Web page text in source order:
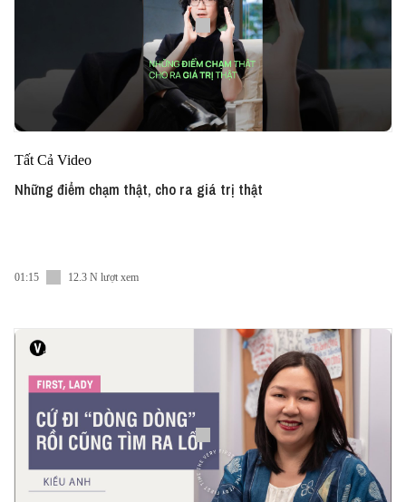
Tất Cả Video
Những điểm chạm thật, cho ra giá trị thật
01:15 12.3 N lượt xem